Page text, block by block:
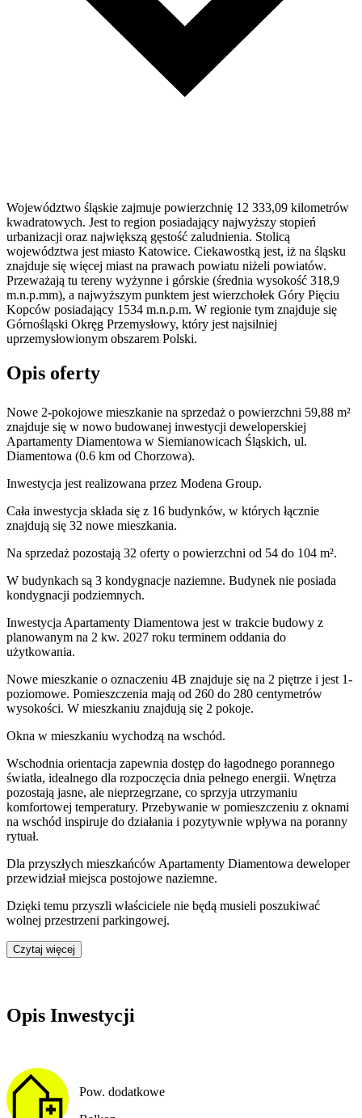
Województwo śląskie zajmuje powierzchnię 12 333,09 kilometrów
kwadratowych. Jest to region posiadający najwyższy stopień
urbanizacji oraz największą gęstość zaludnienia. Stolicą
województwa jest miasto Katowice. Ciekawostką jest, iż na śląsku
znajduje się więcej miast na prawach powiatu niżeli powiatów.
Przeważają tu tereny wyżynne i górskie (średnia wysokość 318,9
m.n.p.mm), a najwyższym punktem jest wierzchołek Góry Pięciu
Kopców posiadający 1534 m.n.p.m. W regionie tym znajduje się
Górnośląski Okręg Przemysłowy, który jest najsilniej
uprzemysłowionym obszarem Polski.
Opis oferty
Nowe 2-pokojowe mieszkanie na sprzedaż o powierzchni 59,88 m²
znajduje się w nowo budowanej inwestycji deweloperskiej
Apartamenty Diamentowa w Siemianowicach Śląskich, ul.
Diamentowa (0.6 km od Chorzowa).
Inwestycja jest realizowana przez Modena Group.
Cała inwestycja składa się z 16 budynków, w których łącznie
znajdują się 32 nowe mieszkania.
Na sprzedaż pozostają 32 oferty o powierzchni od 54 do 104 m².
W budynkach są 3 kondygnacje naziemne. Budynek nie posiada
kondygnacji podziemnych.
Inwestycja Apartamenty Diamentowa jest w trakcie budowy z
planowanym na 2 kw. 2027 roku terminem oddania do
użytkowania.
Nowe mieszkanie o oznaczeniu 4B znajduje się na 2 piętrze i jest 1-
poziomowe. Pomieszczenia mają od 260 do 280 centymetrów
wysokości. W mieszkaniu znajdują się 2 pokoje.
Okna w mieszkaniu wychodzą na wschód.
Wschodnia orientacja zapewnia dostęp do łagodnego porannego
światła, idealnego dla rozpoczęcia dnia pełnego energii. Wnętrza
pozostają jasne, ale nieprzegrzane, co sprzyja utrzymaniu
komfortowej temperatury. Przebywanie w pomieszczeniu z oknami
na wschód inspiruje do działania i pozytywnie wpływa na poranny
rytuał.
Dla przyszłych mieszkańców Apartamenty Diamentowa deweloper
przewidziałmiejsca postojowe naziemne.
Dzięki temu przyszli właściciele nie będą musieli poszukiwać
wolnej przestrzeni parkingowej.
Czytaj więcej
Opis Inwestycji
Pow. dodatkowe